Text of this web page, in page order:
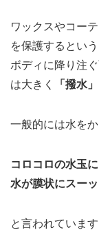
ワックスやコー
を保護するとい
ボディに降り注
は大きく
「撥水」
一般的には水を
コロコロの水玉
水が膜状に
と言われています